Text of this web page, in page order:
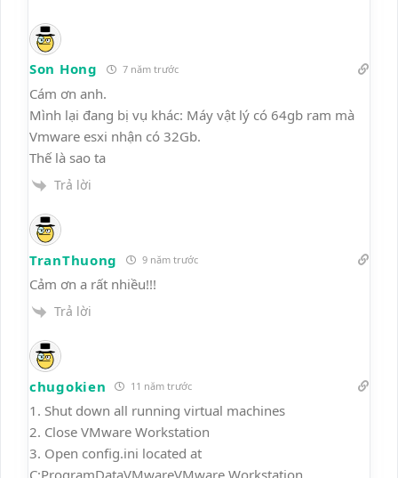
Son Hong 7 năm trước
Cám ơn anh.
Mình lại đang bị vụ khác: Máy vật lý có 64gb ram mà
Vmware esxi nhận có 32Gb.
Thế là sao ta
Trả lời
TranThuong 9 năm trước
Cảm ơn a rất nhiều!!!
Trả lời
chugokien 11 năm trước
1. Shut down all running virtual machines
2. Close VMware Workstation
3. Open config.ini located at